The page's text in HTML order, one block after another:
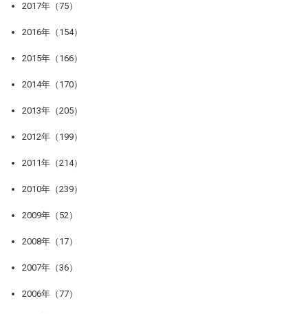
2017年（75）
2016年（154）
2015年（166）
2014年（170）
2013年（205）
2012年（199）
2011年（214）
2010年（239）
2009年（52）
2008年（17）
2007年（36）
2006年（77）